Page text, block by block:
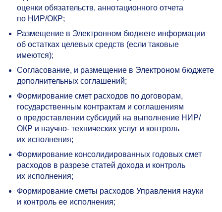
оценки обязательств, аннотационного отчета
по НИР/ОКР;
Размещение в Электронном бюджете информации
об остатках целевых средств (если таковые
имеются);
Согласование, и размещение в Электроном бюджете
дополнительных соглашений;
Формирование смет расходов по договорам,
государственным контрактам и соглашениям
о предоставлении субсидий на выполнение НИР/
ОКР и научно- технических услуг и контроль
их исполнения;
Формирование консолидированных годовых смет
расходов в разрезе статей дохода и контроль
их исполнения;
Формирование сметы расходов Управления науки
и контроль ее исполнения;